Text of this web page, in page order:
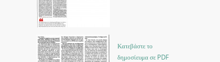
Κατεβάστε το
δημοσίευμα σε PDF